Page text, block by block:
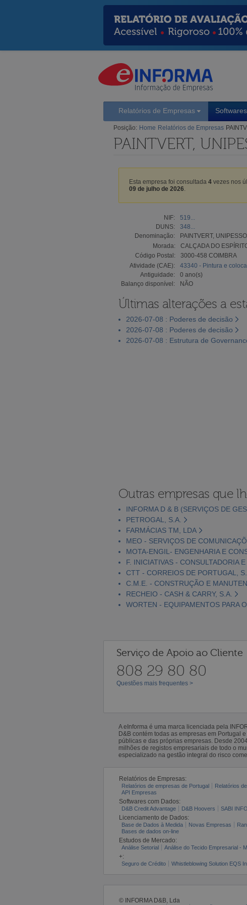
Relatórios de Empresas
Posição: Home Relatórios de Empresas
PAINTVERT,
Esta empresa foi consultada 4 vezes nos
09 de julho de 2026
NIF:
519...
DUNS:
348...
Denominação:
PAINTVERT,
Morada:
CALÇADA DO
Código Postal:
3000-458 COIMBRA
Atividade (CAE):
43340 - Pintura e
Antiguidade:
0 ano(s)
Balanço disponível:
NÃO
Últimas alterações a
2026-07-08 : Poderes de decisão
2026-07-08 : Poderes de decisão
2026-07-08 : Estrutura de
Outras empresas que
INFORMA D & B (SERVIÇOS DE
PETROGAL, S.A.
FARMÁCIAS TM, LDA
MEO - SERVIÇOS DE
MOTA-ENGIL- ENGENHARIA E
F. INICIATIVAS - CONSULTADORIA
CTT - CORREIOS DE PORTUGAL,
C.M.E. - CONSTRUÇÃO E
RECHEIO - CASH & CARRY, S.A.
WORTEN - EQUIPAMENTOS PARA
Serviço de Apoio ao Cliente
808 29 80 80
Questões mais frequentes >
A eInforma é uma marca licenciada pela
D&B contém todas as empresas em Portugal
públicas e das próprias empresas. Desde
milhões de registos empresariais de todo o
especializado na gestão integral do risco
Relatórios de Empresas:
Relatórios de empresas de Portugal Relatórios
API Empresas
Softwares com Dados:
D&B Credit Advantage D&B Hoovers SABI
Licenciamento de Dados:
Base de Dados à Medida Novas Empresas
Bases de dados on-line
Estudos de Mercado:
Análise Setorial Análise do Tecido Empresarial -
+:
Seguro de Crédito Whistleblowing Solution EQS
© INFORMA D&B, Lda